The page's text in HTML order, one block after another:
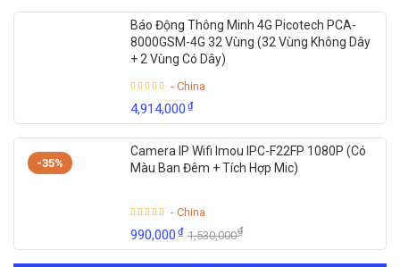
Báo Động Thông Minh 4G Picotech PCA-
8000GSM-4G 32 Vùng (32 Vùng Không Dây
+ 2 Vùng Có Dây)
- China
4,914,000₫
-35%
Camera IP Wifi Imou IPC-F22FP 1080P (Có
Màu Ban Đêm + Tích Hợp Mic)
- China
990,000₫ 1,530,000₫